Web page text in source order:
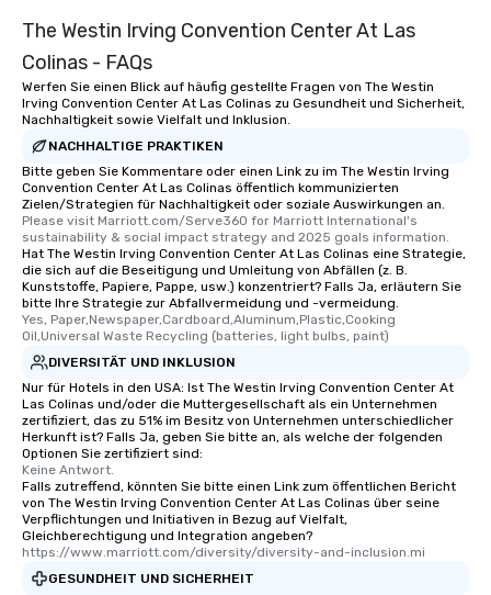
The Westin Irving Convention Center At Las
Colinas - FAQs
Werfen Sie einen Blick auf häufig gestellte Fragen von The Westin
Irving Convention Center At Las Colinas zu Gesundheit und Sicherheit,
Nachhaltigkeit sowie Vielfalt und Inklusion.
NACHHALTIGE PRAKTIKEN
Bitte geben Sie Kommentare oder einen Link zu im The Westin Irving
Convention Center At Las Colinas öffentlich kommunizierten
Zielen/Strategien für Nachhaltigkeit oder soziale Auswirkungen an.
Please visit Marriott.com/Serve360 for Marriott International's
sustainability & social impact strategy and 2025 goals information.
Hat The Westin Irving Convention Center At Las Colinas eine Strategie,
die sich auf die Beseitigung und Umleitung von Abfällen (z. B.
Kunststoffe, Papiere, Pappe, usw.) konzentriert? Falls Ja, erläutern Sie
bitte Ihre Strategie zur Abfallvermeidung und -vermeidung.
Yes, Paper,Newspaper,Cardboard,Aluminum,Plastic,Cooking
Oil,Universal Waste Recycling (batteries, light bulbs, paint)
DIVERSITÄT UND INKLUSION
Nur für Hotels in den USA: Ist The Westin Irving Convention Center At
Las Colinas und/oder die Muttergesellschaft als ein Unternehmen
zertifiziert, das zu 51% im Besitz von Unternehmen unterschiedlicher
Herkunft ist? Falls Ja, geben Sie bitte an, als welche der folgenden
Optionen Sie zertifiziert sind:
Keine Antwort.
Falls zutreffend, könnten Sie bitte einen Link zum öffentlichen Bericht
von The Westin Irving Convention Center At Las Colinas über seine
Verpflichtungen und Initiativen in Bezug auf Vielfalt,
Gleichberechtigung und Integration angeben?
https://www.marriott.com/diversity/diversity-and-inclusion.mi
GESUNDHEIT UND SICHERHEIT